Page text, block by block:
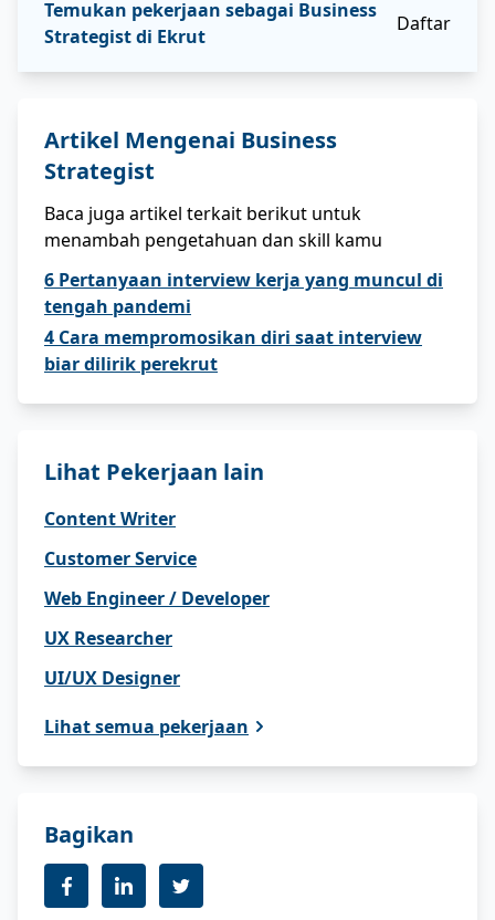
Temukan pekerjaan sebagai Business
Strategistdi Ekrut
Daftar
Artikel Mengenai Business
Strategist
Baca juga artikel terkait berikut untuk
menambah pengetahuan dan skill kamu
6 Pertanyaan interview kerja yang muncul di
tengah pandemi
4 Cara mempromosikan diri saat interview
biar dilirik perekrut
Lihat Pekerjaan lain
Content Writer
Customer Service
Web Engineer / Developer
UX Researcher
UI/UX Designer
Lihat semua pekerjaan
Bagikan